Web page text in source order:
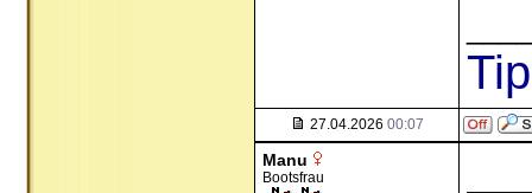
27.04.2026 00:07
Manu
Bootsfrau